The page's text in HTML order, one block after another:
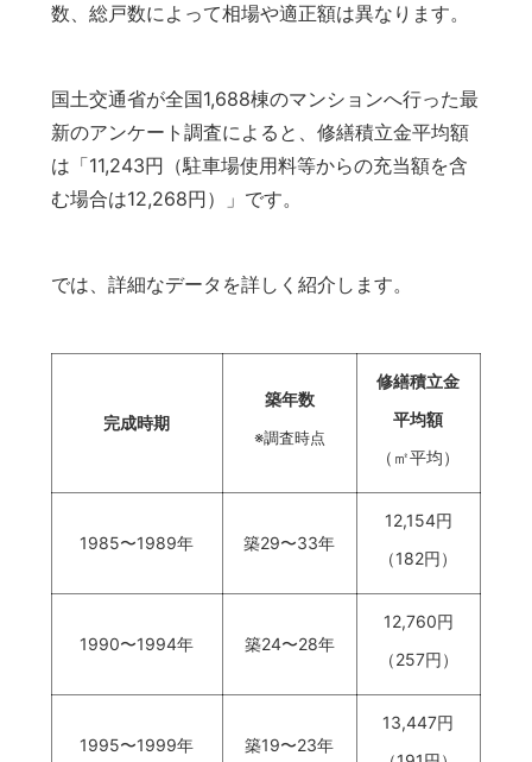
数、総戸数によって相場や適正額は異なります。
国土交通省が全国1,688棟のマンションへ行った最
新のアンケート調査によると、修繕積立金平均額
は「11,243円（駐車場使用料等からの充当額を含
む場合は12,268円）」です。
では、詳細なデータを詳しく紹介します。
完成時期
築年数
※調査時点
修繕積立金
平均額
（㎡平均）
1985〜1989年 築29〜33年
12,154円
（182円）
1990〜1994年 築24〜28年
12,760円
（257円）
1995〜1999年 築19〜23年
13,447円